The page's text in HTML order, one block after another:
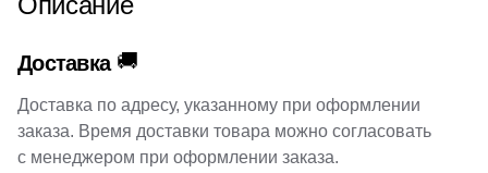
120x32 (202)
160x33 (84 )
Поверхность
Матовая ( 1327 )
Доставка 🚚
Доставка по адресу, указанному при оформлении
заказа. Время доставки товара можно согласовать
с менеджером при оформлении заказа.